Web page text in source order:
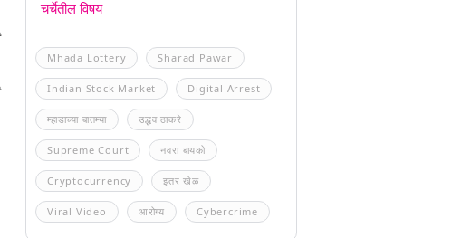
चर्चेतील विषय
Mhada Lottery Sharad Pawar
Indian Stock Market Digital Arrest
म्हाडाच्या बातम्या उद्धव ठाकरे
Supreme Court नवरा बायको
Cryptocurrency इतर खेळ
Viral Video आरोग्य Cybercrime